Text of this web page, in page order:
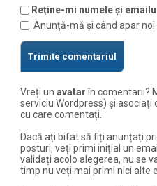
Reține-mi numele și
Anunță-mă și când apar noi
Vreți unavatarîn comentarii?
serviciu Wordpress) și asociați
cu care comentați.
Dacă ați bifat să fiți anunțați
posturi, veți primi inițial un
validați acolo alegerea, nu se
timp nu veți mai primi nici alte